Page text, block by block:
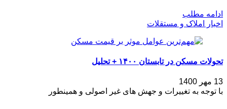
ادامه مطلب
اخبار املاک و مستقلات
تحولات مسکن در تابستان ۱۴۰۰ + تحلیل
13 مهر 1400
با توجه به تغییرات و جهش های غیر اصولی و همینطور